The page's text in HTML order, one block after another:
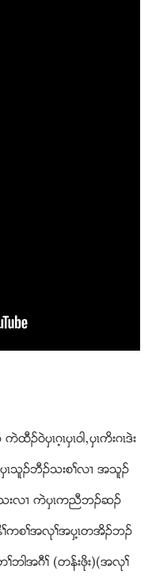
ထီဥ၀ဲပွၚဂ့ၚပွၚ၀ါယပွၚကိးဂၚဒဲး
ၚသူဥဘီဥသးစႈလ႕ အသူဥ
သးလ႕ ကဲပွၚကညီဘဥဆဥ
ကစႈအလုႈအပွ႔ၚတအိဥဘဥ
ဘါအဂီႈ (တန္းဖိုး)(အလုႈ